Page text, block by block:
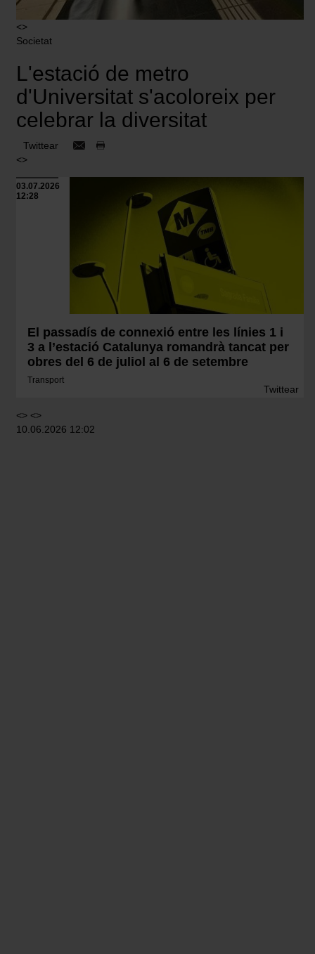
<>
Societat
L'estació de metro
d'Universitat s'acoloreix per
celebrar la diversitat
Twittear
<>
03.07.2026
12:28
El passadís de connexió entre les línies 1 i
3 a l’estació Catalunya romandrà tancat per
obres del 6 de juliol al 6 de setembre
Transport
Twittear
<> <>
10.06.2026 12:02